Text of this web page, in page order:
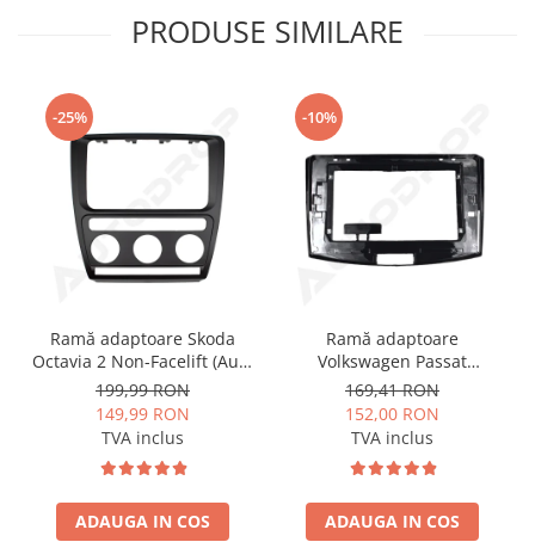
Conectică BMW
Conectică Volkswagen
Conectică Mercedes Benz
Conectică Ford
Conectică Opel
Conectică Honda
Conectică Chevrolet
Conectică Suzuki
Conectică Renault
PRODUSE SIMILARE
-25%
Ramă adaptoare Skoda
Octavia 2 Non-Facelift (Auto
A/C) 2004-2009 - fațetă
213×133 (RNS 510 / RCD
330), montaj dedicat
199,99 RON
149,99 RON
TVA inclus
ADAUGA IN COS
-10%
Ramă adaptoare
Volkswagen Passat
B6/B7/CC 2011-2015 -
navigație Android 10.1″,
montaj dedicat
169,41 RON
152,00 RON
TVA inclus
ADAUGA IN COS